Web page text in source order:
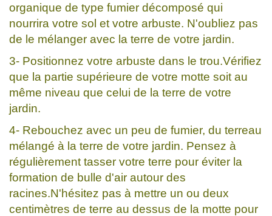
organique de type fumier décomposé qui
nourrira votre sol et votre arbuste. N'oubliez pas
de le mélanger avec la terre de votre jardin.
3- Positionnez votre arbuste dans le trou.Vérifiez
que la partie supérieure de votre motte soit au
même niveau que celui de la terre de votre
jardin.
4- Rebouchez avec un peu de fumier, du terreau
mélangé à la terre de votre jardin. Pensez à
régulièrement tasser votre terre pour éviter la
formation de bulle d'air autour des
racines.N'hésitez pas à mettre un ou deux
centimètres de terre au dessus de la motte pour